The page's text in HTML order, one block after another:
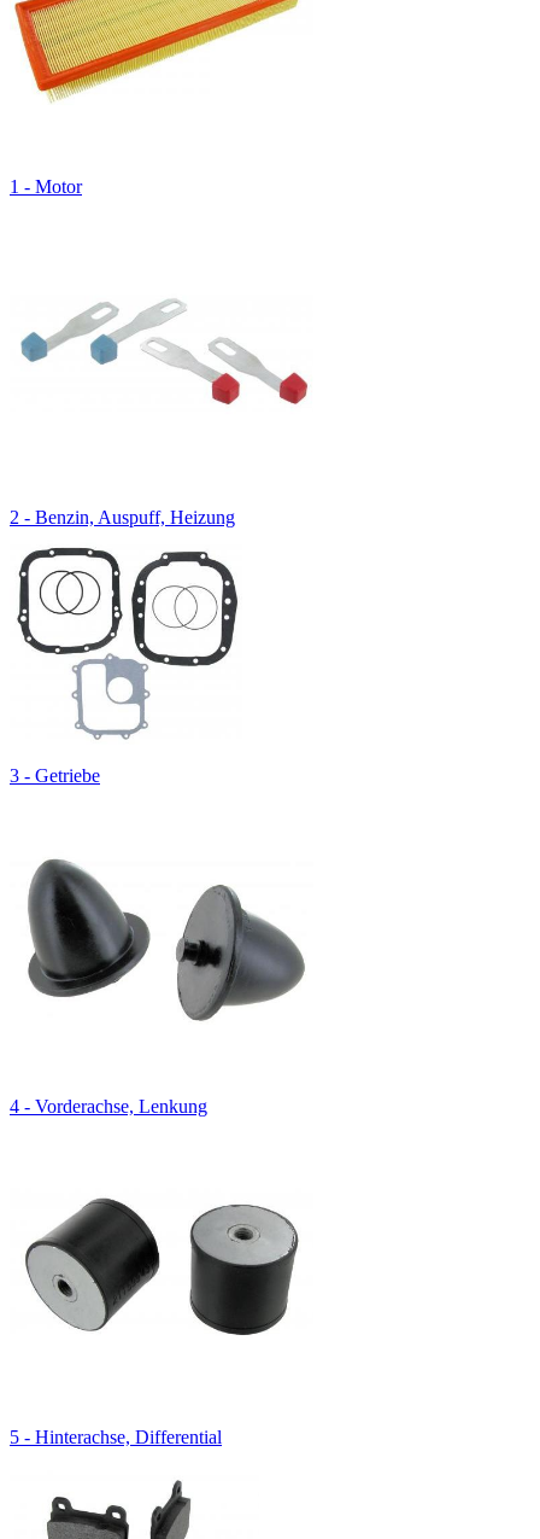
1 - Motor
2 - Benzin, Auspuff, Heizung
3 - Getriebe
4 - Vorderachse, Lenkung
5 - Hinterachse, Differential